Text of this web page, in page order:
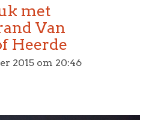
met
Van
Heerde
2015 om 20:46